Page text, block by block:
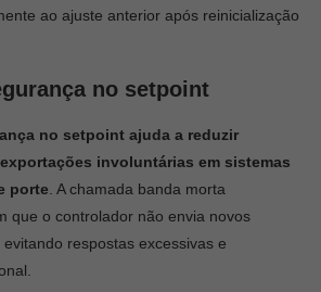
ao ajuste anterior após reinicialização
no setpoint
no setpoint ajuda a reduzir
involuntárias em sistemas
porte . A chamada banda morta
que o controlador não envia novos
respostas excessivas e